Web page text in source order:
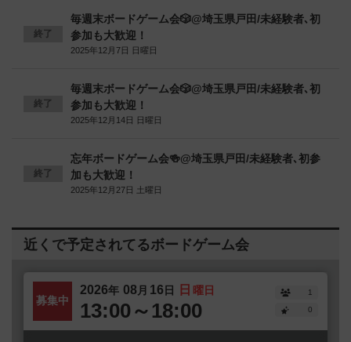
終了
毎週末ボードゲーム会🎲@埼玉県戸田/未経験者､初
参加も大歓迎！
2025年12月7日 日曜日
終了
毎週末ボードゲーム会🎲@埼玉県戸田/未経験者､初
参加も大歓迎！
2025年12月14日 日曜日
終了
忘年ボードゲーム会🍻@埼玉県戸田/未経験者､初参
加も大歓迎！
2025年12月27日 土曜日
近くで予定されてるボードゲーム会
募集中
2026年 08 月 16日 日 曜日
13:00～18:00
1
0